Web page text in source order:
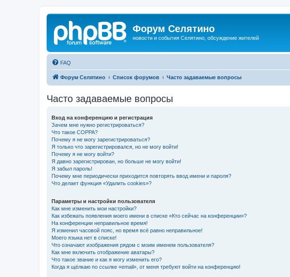
Форум Селятино
новости и события Селятино, обсуждение жителей
FAQ
Форум Селятино Список форумов Часто задаваемые вопросы
Часто задаваемые вопросы
Вход на конференцию и регистрация
Зачем мне нужно регистрироваться?
Что такое COPPA?
Почему я не могу зарегистрироваться?
Я только что зарегистрировался, но не могу войти!
Почему я не могу войти?
Я давно зарегистрирован, но больше не могу войти!
Я забыл пароль!
Почему мне периодически приходится повторять ввод имени и пароля?
Что делает функция «Удалить cookies»?
Параметры и настройки пользователя
Как мне изменить мои настройки?
Как избежать появления моего имени в списке «Кто сейчас на конференции»?
На конференции неправильное время!
Я изменил часовой пояс, но время всё равно неправильное!
Моего языка нет в списке!
Что означают изображения рядом с моим именем пользователя?
Как мне включить отображение аватары?
Что такое звание и как я могу изменить его?
Когда я щёлкаю по ссылке «email», от меня требуют войти на конференцию!